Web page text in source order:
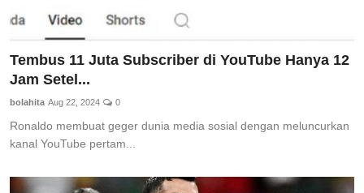
Tembus 11 Juta Subscriber di YouTube Hanya 12
Jam Setel...
bolahita Aug 22, 2024 0
Ronaldo membuat geger dunia media sosial dengan meluncurkan
kanal YouTube pertam...